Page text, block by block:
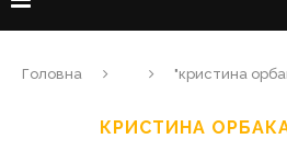
Головна "кристина
КРИСТИНА